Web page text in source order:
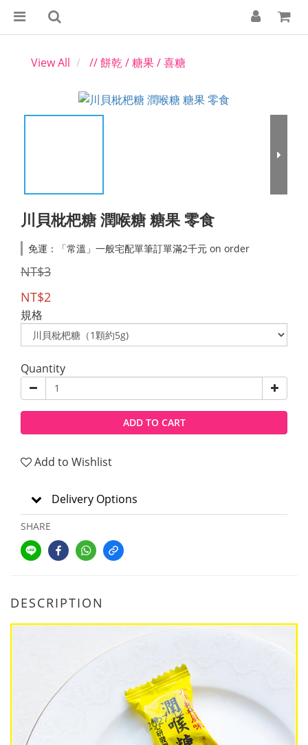
View All // 餅乾 / 糖果 / 喜糖
川貝枇杷糖 潤喉糖 糖果 零食
免運：「常溫」一般宅配單筆訂單滿2千元 on order
NT$3
NT$2
規格
Quantity
ADD TO CART
Add to Wishlist
Delivery Options
SHARE
DESCRIPTION